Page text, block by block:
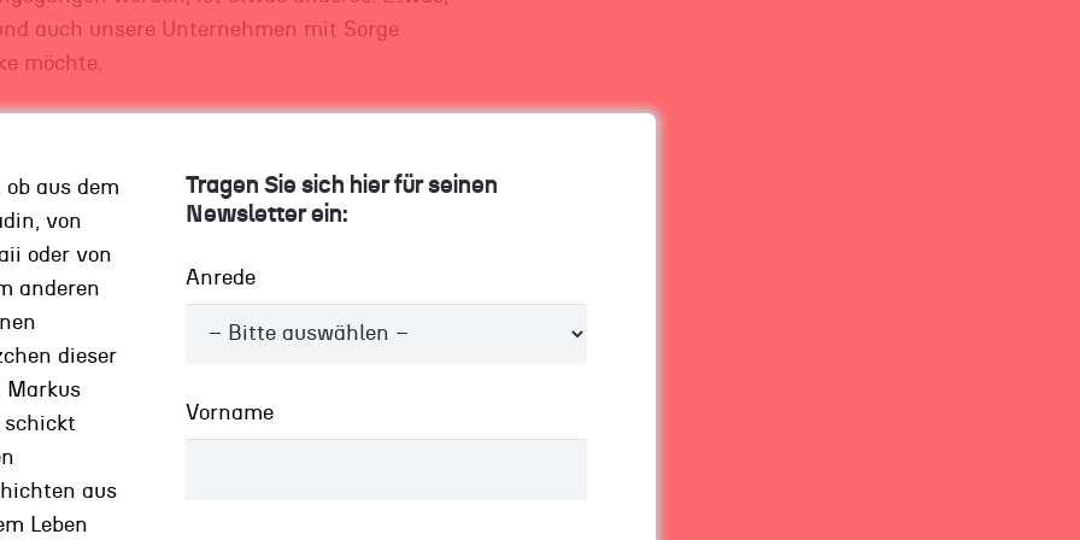
auch unsere Unternehmen mit Sorge
möchte.
Sagbaren und des
geführt werden, und wie breit diese
werden, das macht etwas mit den Menschen:
Und das bemerke ich bis tief in die
Was dürfen Sie nicht mehr sagen, um nicht
auch „sexistisch“ abgestempelt zu
ob aus dem
von
oder von
anderen
dieser
Markus
schickt
aus
Leben
Tragen Sie sich hier für seinen
Newsletter ein:
Anrede
Vorname